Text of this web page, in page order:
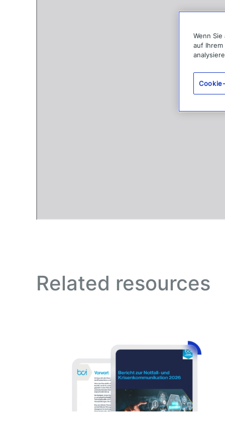
Related resources
Wenn
auf